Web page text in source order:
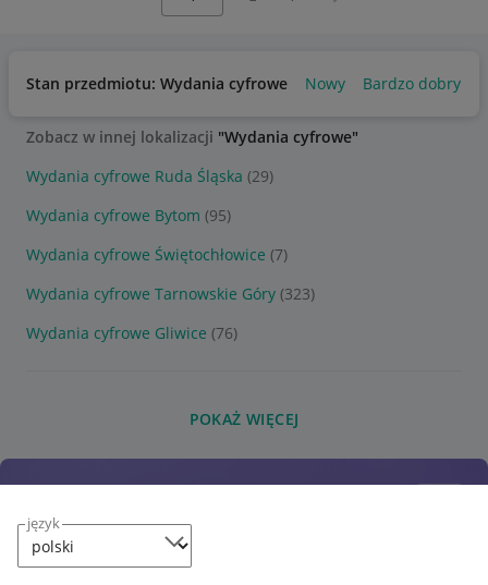
język
Stan przedmiotu: Wydania cyfrowe Nowy Bardzo dobry
Zobacz w innej lokalizacji "Wydania cyfrowe"
Wydania cyfrowe Ruda Śląska (29)
Wydania cyfrowe Bytom (95)
Wydania cyfrowe Świętochłowice (7)
Wydania cyfrowe Tarnowskie Góry (323)
Wydania cyfrowe Gliwice (76)
POKAŻ WIĘCEJ